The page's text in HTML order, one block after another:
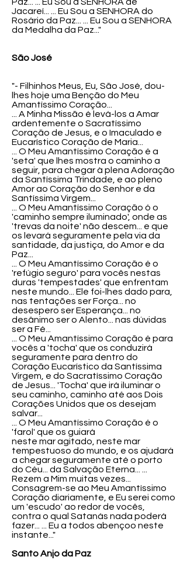
Jacareí... ... Eu Sou a SENHORA do
Rosário da Paz... ... Eu Sou a SENHORA
da Medalha da Paz..."
São José
"- Filhinhos Meus, Eu, São José, dou-
lhes hoje uma Benção do Meu
Amantíssimo Coração...
... A Minha Missão é levá-los a Amar
ardentemente o Sacratíssimo
Coração de Jesus, e o Imaculado e
Eucarístico Coração de Maria...
... O Meu Amantíssimo Coração é a
'seta' que lhes mostra o caminho a
seguir, para chegar à plena Adoração
da Santíssima Trindade, e ao pleno
Amor ao Coração do Senhor e da
Santíssima Virgem...
... O Meu Amantíssimo Coração ó o
'caminho sempre iluminado', onde as
'trevas da noite' não descem... e que
os levará seguramente pela via da
santidade, da justiça, do Amor e da
Paz...
... O Meu Amantíssimo Coração é o
'refúgio seguro' para vocês nestas
duras 'tempestades' que enfrentam
neste mundo... Ele foi-lhes dado para,
nas tentações ser Força... no
desespero ser Esperança... no
desânimo ser o Alento... nas dúvidas
ser a Fé...
... O Meu Amantíssimo Coração é para
vocês a 'tocha' que os conduzirá
seguramente para dentro do
Coração Eucarístico da Santíssima
Virgem, e do Sacratíssimo Coração
de Jesus... 'Tocha' que irá iluminar o
seu caminho, caminho até aos Dois
Corações Unidos que os desejam
salvar...
... O Meu Amantíssimo Coração é o
'farol' que os guiará
neste mar agitado, neste mar
tempestuoso do mundo, e os ajudará
a chegar seguramente até o porto
do Céu... da Salvação Eterna... ...
Rezem a Mim muitas vezes...
Consagrem-se ao Meu Amantíssimo
Coração diariamente, e Eu serei como
um 'escudo' ao redor de vocês,
contra o qual Satanás nada poderá
fazer... ... Eu a todos abençoo neste
instante..."
Santo Anjo da Paz